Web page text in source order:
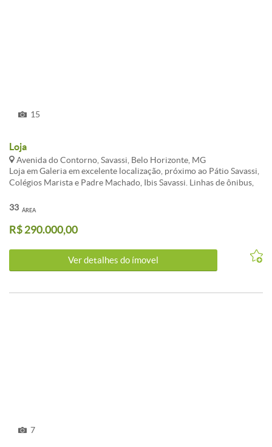
15
Loja
Avenida do Contorno, Savassi, Belo Horizonte, MG
Loja em Galeria em excelente localização, próximo ao Pátio Savassi,
Colégios Marista e Padre Machado, Ibis Savassi. Linhas de ônibus,
área total, sendo 15 mts de loja e 18mts de mezanino. 01 banheiro
Atualizado em 19/11/2018.
ÁREA
33
R$ 290.000,00
Ver detalhes do ímovel
7